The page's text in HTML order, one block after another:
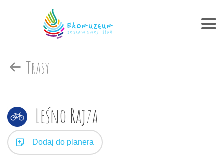
Trasy
Leśno Rajza
Dodaj do planera